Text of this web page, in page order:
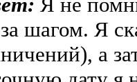
шагом. Я
а